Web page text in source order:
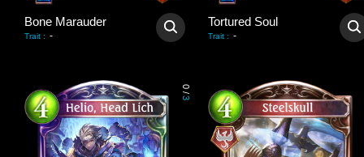
Bone Marauder
Trait : -
Tortured Soul
Trait : -
0
/
3